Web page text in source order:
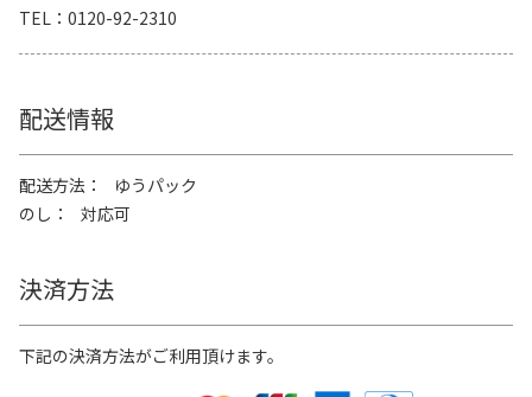
TEL
0120-92-2310
配送情報
配送方法
ゆうパック
のし
対応可
決済方法
下記の決済方法がご利用頂けます。